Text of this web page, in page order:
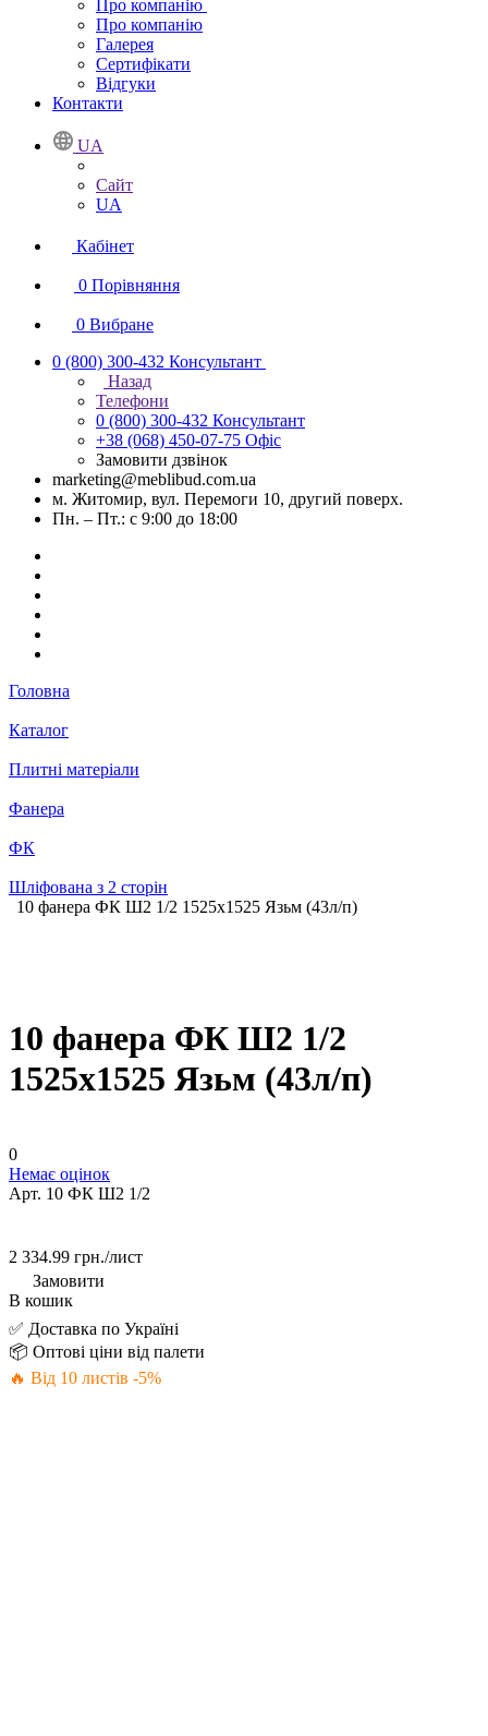
Про компанію
Про компанію
Галерея
Сертифікати
Відгуки
Контакти
UA
Сайт
UA
Кабінет
0 Порівняння
0 Вибране
0 (800) 300-432 Консультант
Назад
Телефони
0 (800) 300-432 Консультант
+38 (068) 450-07-75 Офіс
Замовити дзвінок
marketing@meblibud.com.ua
м. Житомир, вул. Перемоги 10, другий поверх.
Пн. – Пт.: с 9:00 до 18:00
Головна
Каталог
Плитні матеріали
Фанера
ФК
Шліфована з 2 сторін
10 фанера ФК Ш2 1/2 1525х1525 Язьм (43л/п)
10 фанера ФК Ш2 1/2
1525х1525 Язьм (43л/п)
0
Немає оцінок
Арт. 10 ФК Ш2 1/2
2 334.99 грн./лист
Замовити
В кошик
✅ Доставка по Україні
📦 Оптові ціни від палети
🔥 Від 10 листів -5%